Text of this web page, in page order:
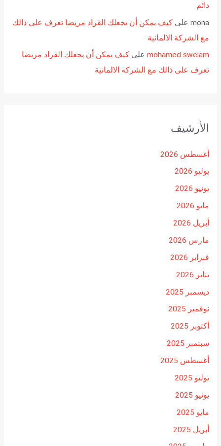
دائم
monaعلى كيف يمكن أن يجعلك القراد مريضا تعرف على ذالك
مع الشركة الالمانية
mohamed swelamعلى كيف يمكن أن يجعلك القراد مريضا
تعرف على ذالك مع الشركة الالمانية
الأرشيف
أغسطس 2026
يوليو 2026
يونيو 2026
مايو 2026
أبريل 2026
مارس 2026
فبراير 2026
يناير 2026
ديسمبر 2025
نوفمبر 2025
أكتوبر 2025
سبتمبر 2025
أغسطس 2025
يوليو 2025
يونيو 2025
مايو 2025
أبريل 2025